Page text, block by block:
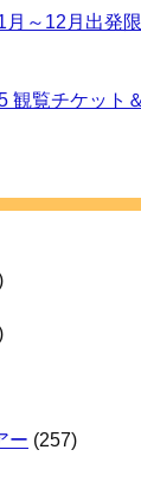
月～12月出発
観覧チケット
ー (257)